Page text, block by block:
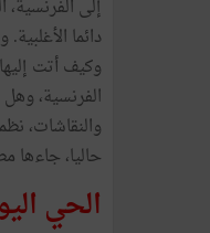
إلى
دائما
وكيف أتت
الفرنسية،
والنقاشات،
حاليا، جاءها
الحي